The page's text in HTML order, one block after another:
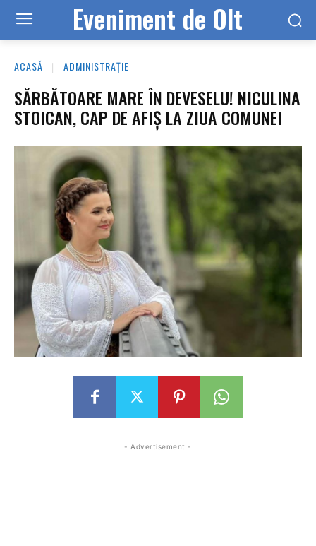
Eveniment de Olt
ACASĂ ADMINISTRAȚIE
SĂRBĂTOARE MARE ÎN DEVESELU! NICULINA
STOICAN, CAP DE AFIȘ LA ZIUA COMUNEI
- Advertisement -